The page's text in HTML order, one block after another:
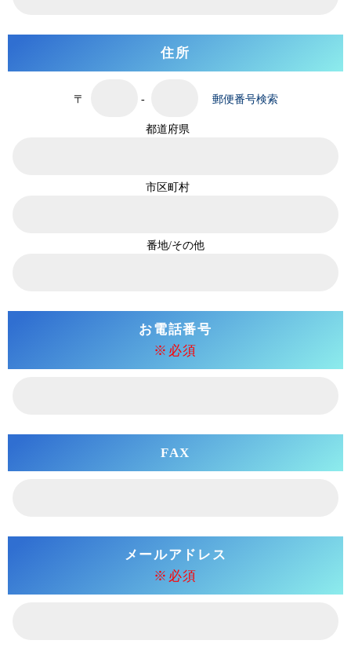
住所
〒 - 郵便番号検索
都道府県
市区町村
番地/その他
お電話番号
※必須
FAX
メールアドレス
※必須